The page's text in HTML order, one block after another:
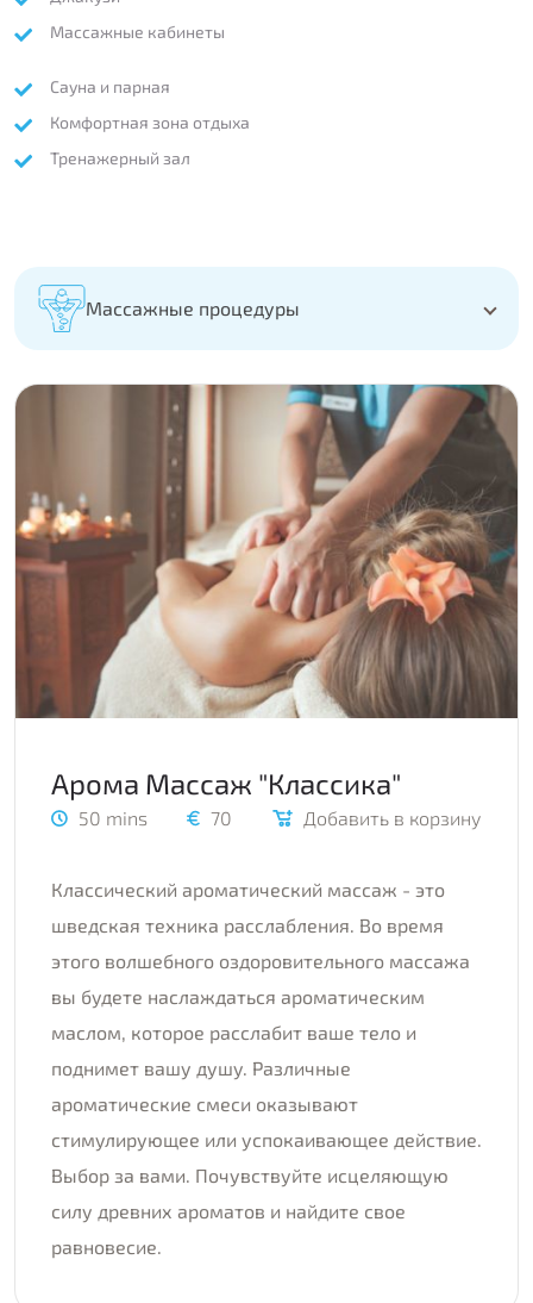
Массажные кабинеты
Сауна и парная
Комфортная зона отдыха
Тренажерный зал
Массажные процедуры
Арома Массаж "Классика"
50 mins 70 Добавить в корзину
Классический ароматический массаж - это
шведская техника расслабления. Во время
этого волшебного оздоровительного массажа
вы будете наслаждаться ароматическим
маслом, которое расслабит ваше тело и
поднимет вашу душу. Различные
ароматические смеси оказывают
стимулирующее или успокаивающее действие.
Выбор за вами. Почувствуйте исцеляющую
силу древних ароматов и найдите свое
равновесие.